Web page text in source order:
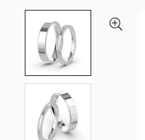
Ende
der
Bildgalerie
springen